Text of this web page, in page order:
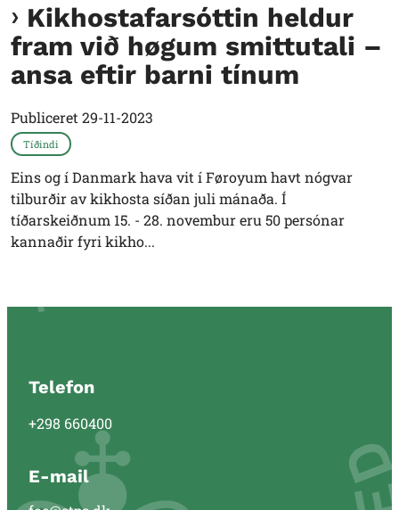
Kikhostafarsóttin heldur
fram við høgum smittutali –
ansa eftir barni tínum
Publiceret 29-11-2023
Tíðindi
Eins og í Danmark hava vit í Føroyum havt nógvar
tilburðir av kikhosta síðan juli mánaða. Í
tíðarskeiðnum 15. - 28. novembur eru 50 persónar
kannaðir fyri kikho...
Telefon
+298 660400
E-mail